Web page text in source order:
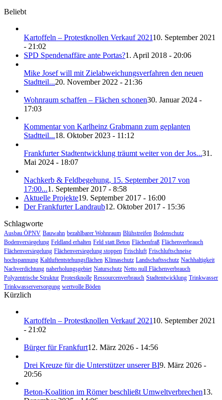
Beliebt
Kartoffeln – Protestknollen Verkauf 202110. September 2021
- 21:02
SPD Spendenaffäre ante Portas?1. April 2018 - 20:06
Mike Josef will mit Zielabweichungsverfahren den neuen
Stadtteil...20. November 2022 - 21:36
Wohnraum schaffen – Flächen schonen30. Januar 2024 -
17:03
Kommentar von Karlheinz Grabmann zum geplanten
Stadtteil...18. Oktober 2023 - 11:12
Frankfurter Stadtentwicklung träumt weiter von der Jos...31.
Mai 2024 - 18:07
Nachkerb & Feldbegehung, 15. September 2017 von
17:00...1. September 2017 - 8:58
Aktuelle Projekte19. September 2017 - 16:00
Der Frankfurter Landraub12. Oktober 2017 - 15:36
Schlagworte
Ausbau ÖPNV Bauwahn bezahlbarer Wohnraum Blühstreifen Bodenschutz
Bodenversiegelung Feldland erhalten Feld statt Beton Flächenfraß Flächenverbrauch
Flächenversiegelung Flächenversiegelung stoppen Frischluft Frischluftschneise
hochspannung Kaltluftentstehungsflächen Klimaschutz Landschaftsschutz Nachhaltigkeit
Nachverdichtung naherholungsgebiet Naturschutz Netto null Flächenverbrauch
Polyzentrische Struktur Protestknolle Ressourcenverbrauch Stadtentwicklung Trinkwasser
Trinkwasserversorgung wertvolle Böden
Kürzlich
Kartoffeln – Protestknollen Verkauf 202110. September 2021
- 21:02
Bürger für Frankfurt12. März 2026 - 14:56
Drei Kreuze für die Unterstützer unserer BI9. März 2026 -
20:56
Beton-Koalition im Römer beschließt Umweltverbrechen13.